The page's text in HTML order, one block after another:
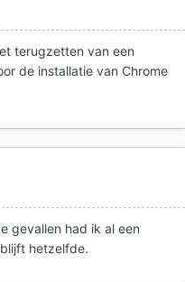
terugzetten van een
de installatie van Chrome
gevallen had ik al een
hetzelfde.